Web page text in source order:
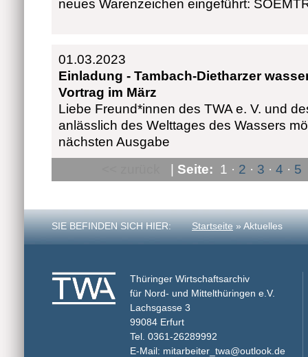
neues Warenzeichen eingeführt:
01.03.2023
Einladung - Tambach-Dietharzer
Vortrag im März
Liebe Freund*innen des TWA e. V. und
anlässlich des Welttages des Wassers
nächsten Ausgabe
| Seite: 1 · 2 · 3 · 4 · 5
SIE BEFINDEN SICH HIER: Startseite» Aktuelles
Thüringer Wirtschaftsarchiv
für Nord- und Mittelthüringen e.V.
Lachsgasse 3
99084 Erfurt
Tel. 0361-26289992
E-Mail: mitarbeiter_twa@outlook.de